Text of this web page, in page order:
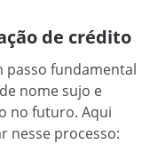
de crédito
passo fundamental
nome sujo e
no futuro. Aqui
nesse processo: